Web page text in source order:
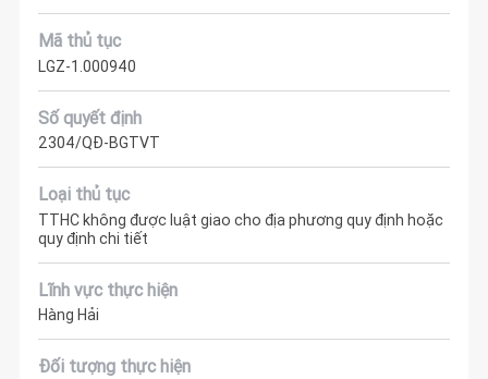
Mã thủ tục
LGZ-1.000940
Số quyết định
2304/QĐ-BGTVT
Loại thủ tục
TTHC không được luật giao cho địa phương quy định hoặc
quy định chi tiết
Lĩnh vực thực hiện
Hàng Hải
Đối tượng thực hiện